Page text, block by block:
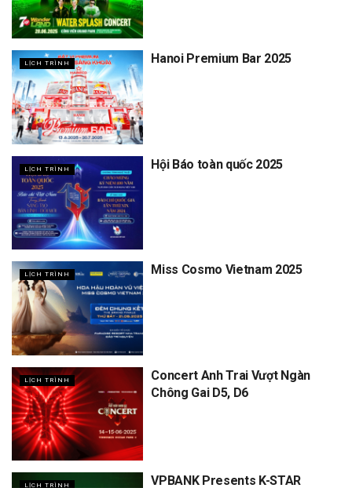
LỊCH TRÌNH Hanoi Premium Bar 2025
LỊCH TRÌNH Hội Báo toàn quốc 2025
LỊCH TRÌNH Miss Cosmo Vietnam 2025
LỊCH TRÌNH
Concert Anh Trai Vượt Ngàn
Chông Gai D5, D6
LỊCH TRÌNH
VPBANK Presents K-STAR